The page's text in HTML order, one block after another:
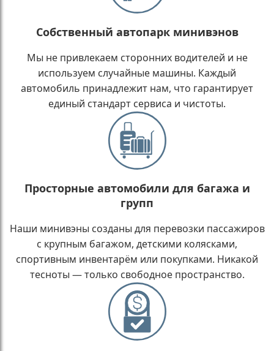
Собственный автопарк минивэнов
Мы не привлекаем сторонних водителей и не
используем случайные машины. Каждый
автомобиль принадлежит нам, что гарантирует
единый стандарт сервиса и чистоты.
Просторные автомобили для багажа и
групп
Наши минивэны созданы для перевозки пассажиров
с крупным багажом, детскими колясками,
спортивным инвентарём или покупками. Никакой
тесноты — только свободное пространство.